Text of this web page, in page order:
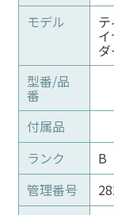
モデル
型番/品
番
付属品
ランク
B
管理番号